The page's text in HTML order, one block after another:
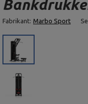
Fabrikant: Marbo Sport